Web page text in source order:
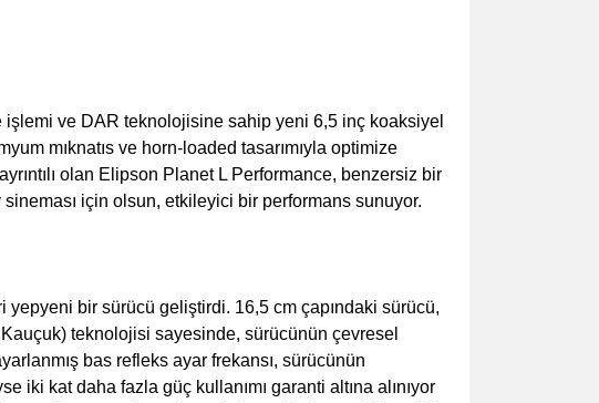
ve DAR teknolojisine sahip yeni 6,5 inç koaksiyel
mıknatıs ve horn-loaded tasarımıyla optimize
olan Elipson Planet L Performance, benzersiz bir
için olsun, etkileyici bir performans sunuyor.
bir sürücü geliştirdi. 16,5 cm çapındaki sürücü,
teknolojisi sayesinde, sürücünün çevresel
bas refleks ayar frekansı, sürücünün
kat daha fazla güç kullanımı garanti altına alınıyor